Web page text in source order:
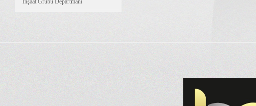
İnşaat Grubu Departmanı